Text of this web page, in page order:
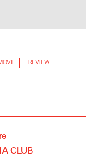
REVIEW
CLUB